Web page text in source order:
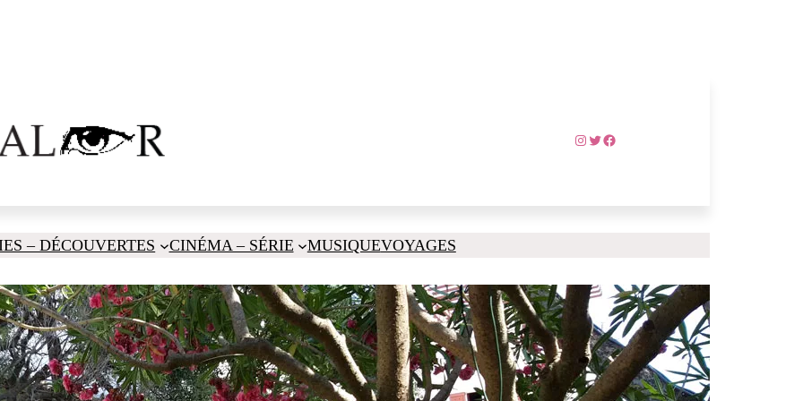
Instagram
TwitterFacebook
– DÉCOUVERTES CINÉMA – SÉRIE MUSIQUEVOYAGES